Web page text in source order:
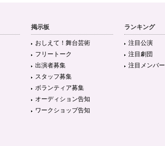
掲示板
おしえて！舞台芸術
フリートーク
出演者募集
スタッフ募集
ボランティア募集
オーディション告知
ワークショップ告知
ランキング
注目公演
注目劇団
注目メンバー